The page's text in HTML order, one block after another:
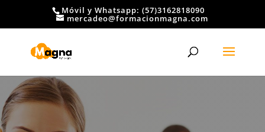
Móvil y Whatsapp: (57)3162818090
mercadeo@formacionmagna.com